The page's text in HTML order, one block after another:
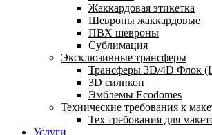
Жаккардовая этикетка
Шевроны жаккардовые
ПВХ шевроны
Сублимация
Эксклюзивные трансферы
Трансферы 3D/4D Флок
3D силикон
Эмблемы Ecodomes
Технические требования к
Тех требования для
Услуги